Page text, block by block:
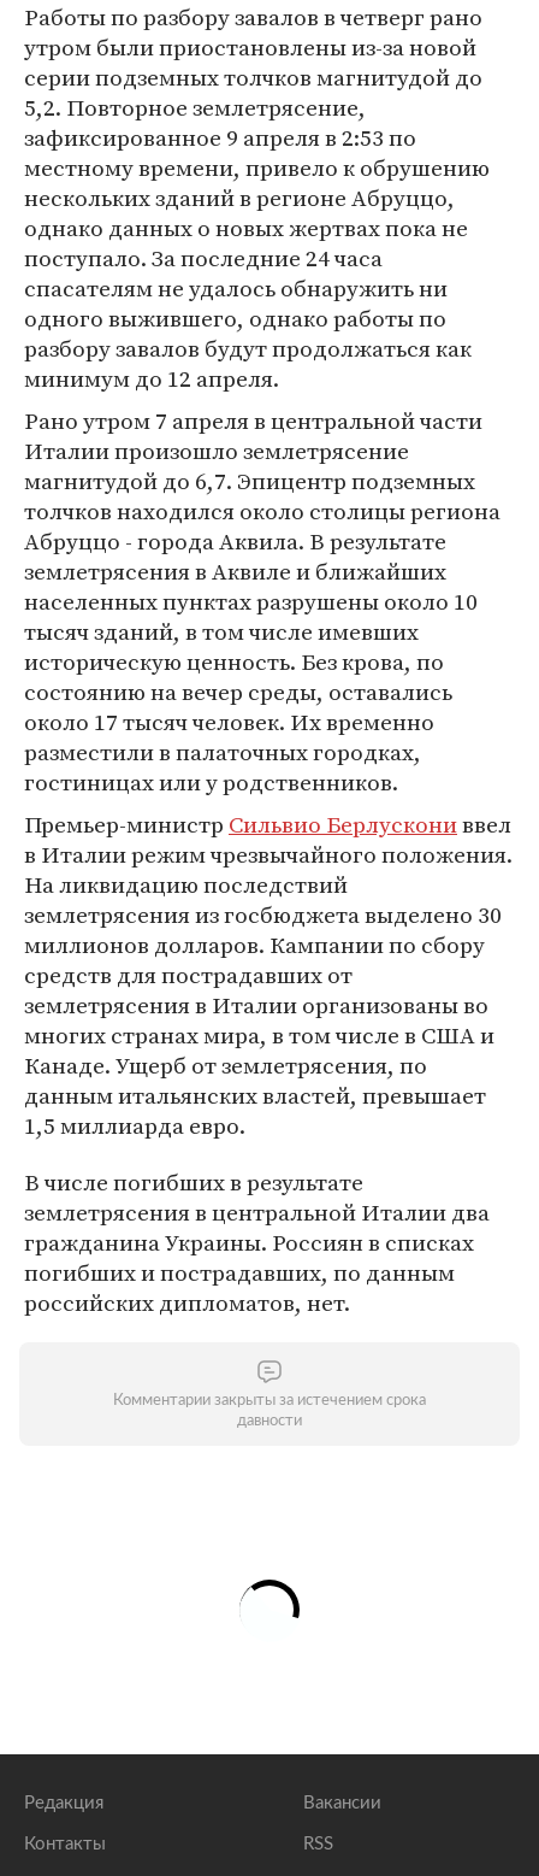
Работы по разбору завалов в четверг рано
утром были приостановлены из-за новой
серии подземных толчков магнитудой до
5,2. Повторное землетрясение,
зафиксированное 9 апреля в 2:53 по
местному времени, привело к обрушению
нескольких зданий в регионе Абруццо,
однако данных о новых жертвах пока не
поступало. За последние 24 часа
спасателям не удалось обнаружить ни
одного выжившего, однако работы по
разбору завалов будут продолжаться как
минимум до 12 апреля.
Рано утром 7 апреля в центральной части
Италии произошло землетрясение
магнитудой до 6,7. Эпицентр подземных
толчков находился около столицы региона
Абруццо - города Аквила. В результате
землетрясения в Аквиле и ближайших
населенных пунктах разрушены около 10
тысяч зданий, в том числе имевших
историческую ценность. Без крова, по
состоянию на вечер среды, оставались
около 17 тысяч человек. Их временно
разместили в палаточных городках,
гостиницах или у родственников.
Премьер-министр Сильвио Берлускониввел
в Италии режим чрезвычайного положения.
На ликвидацию последствий
землетрясения из госбюджета выделено 30
миллионов долларов. Кампании по сбору
средств для пострадавших от
землетрясения в Италии организованы во
многих странах мира, в том числе в США и
Канаде. Ущерб от землетрясения, по
данным итальянских властей, превышает
1,5 миллиарда евро.
В числе погибших в результате
землетрясения в центральной Италии два
гражданина Украины. Россиян в списках
погибших и пострадавших, по данным
российских дипломатов, нет.
Комментарии закрыты за истечением срока
давности
Редакция
Контакты
Вакансии
RSS